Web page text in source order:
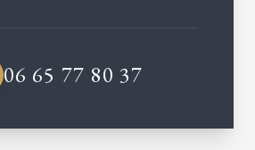
06 65 77 80 37